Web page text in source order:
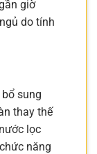
giờ
do tính
sung
thay thế
lọc
năng